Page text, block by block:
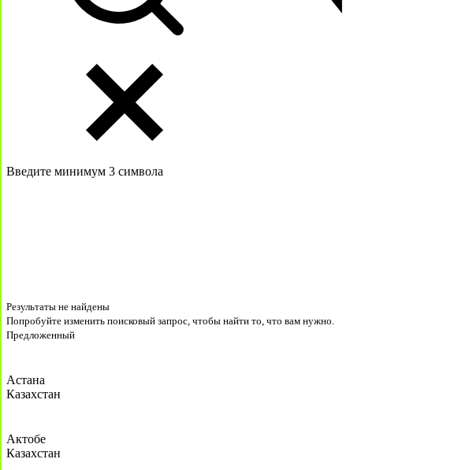
Введите минимум 3 символа
Результаты не найдены
Попробуйте изменить поисковый запрос, чтобы найти то, что вам нужно.
Предложенный
Астана
Казахстан
Актобе
Казахстан